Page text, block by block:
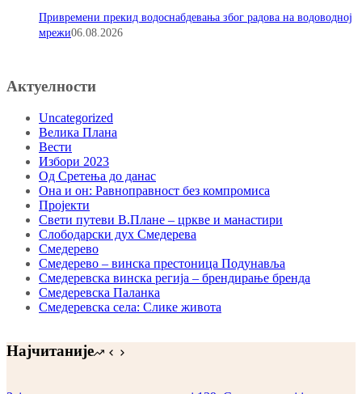
Привремени прекид водоснабдевања због радова на водоводној
мрежи06.08.2026
Актуелности
Uncategorized
Велика Плана
Вести
Избори 2023
Од Сретења до данас
Она и он: Равноправност без компромиса
Пројекти
Свети путеви В.Плане – цркве и манастири
Слободарски дух Смедерева
Смедерево
Смедерево – винска престоница Подунавља
Смедеревска винска регија – брендирање бренда
Смедеревска Паланка
Смедеревска села: Слике живота
Најчитаније